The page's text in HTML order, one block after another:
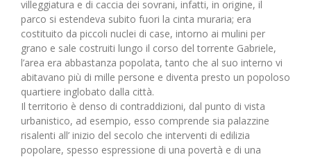
villeggiatura e di caccia dei sovrani, infatti, in origine, il
parco si estendeva subito fuori la cinta muraria; era
costituito da piccoli nuclei di case, intorno ai mulini per
grano e sale costruiti lungo il corso del torrente Gabriele,
l’area era abbastanza popolata, tanto che al suo interno vi
abitavano più di mille persone e diventa presto un popoloso
quartiere inglobato dalla città.
Il territorio è denso di contraddizioni, dal punto di vista
urbanistico, ad esempio, esso comprende sia palazzine
risalenti all’ inizio del secolo che interventi di edilizia
popolare, spesso espressione di una povertà e di una